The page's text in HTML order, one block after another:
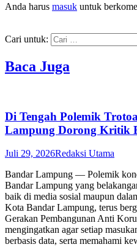
Anda harus masuk untuk
Cari untuk:
Baca Juga
Di Tengah Polemik
Lampung Dorong Kritik
Juli 29, 2026Redaksi Utama
Bandar Lampung — Polemik
Bandar Lampung yang
baik di media sosial maupun
Kota Bandar Lampung, terus
Gerakan Pembangunan Anti
mengingatkan agar setiap
berbasis data, serta memahami